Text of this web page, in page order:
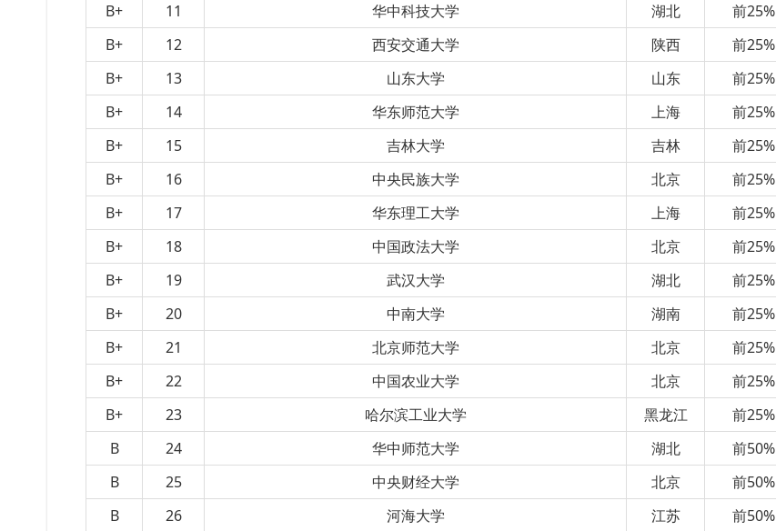
B+
11 华中科技大学 湖北
前25%
B+
12 西安交通大学 陕西
前25%
B+
13 山东大学 山东
前25%
B+
14 华东师范大学 上海
前25%
B+
15 吉林大学 吉林
前25%
B+
16 中央民族大学 北京
前25%
B+
17 华东理工大学 上海
前25%
B+
18 中国政法大学 北京
前25%
B+
19 武汉大学 湖北
前25%
B+
20 中南大学 湖南
前25%
B+
21 北京师范大学 北京
前25%
B+
22 中国农业大学 北京
前25%
B+
23 哈尔滨工业大学 黑龙江
前25%
B
24 华中师范大学 湖北
前50%
B
25 中央财经大学 北京
前50%
B
26 河海大学 江苏
前50%